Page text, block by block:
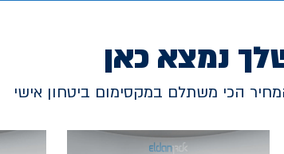
נמצא כאן
הכי משתלם במקסימום ביטחון אישי